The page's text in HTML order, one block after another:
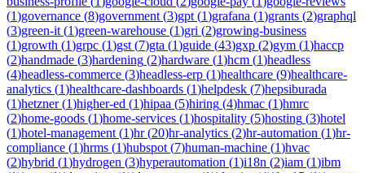
(1)governance (8)government (3)gpt (1)grafana (1)grants (2)graphql
(3)green-it (1)green-warehouse (1)gri (2)growing-business
(1)growth (1)grpc (1)gst (7)gta (1)guide (43)gxp (2)gym (1)haccp
(2)handmade (3)hardening (2)hardware (1)hcm (1)headless
(4)headless-commerce (3)headless-erp (1)healthcare (9)healthcare-
analytics (1)healthcare-dashboards (1)helpdesk (7)hepsiburada
(1)hetzner(1)higher-ed (1)hipaa (5)hiring (4)hmac (1)hmrc
(2)home-goods (1)home-services (1)hospitality (5)hosting (3)hotel
(1)hotel-management (1)hr(20)hr-analytics (2)hr-automation (1)hr-
compliance (1)hrms (1)hubspot (7)human-machine (1)hvac
(2)hybrid (1)hydrogen (3)hyperautomation (1)i18n (2)iam (1)ibm